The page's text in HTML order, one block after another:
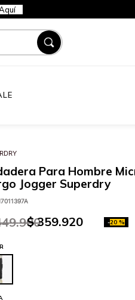
Para Hombre
Jogger Superdry
.900
$ 359.920 -20 %